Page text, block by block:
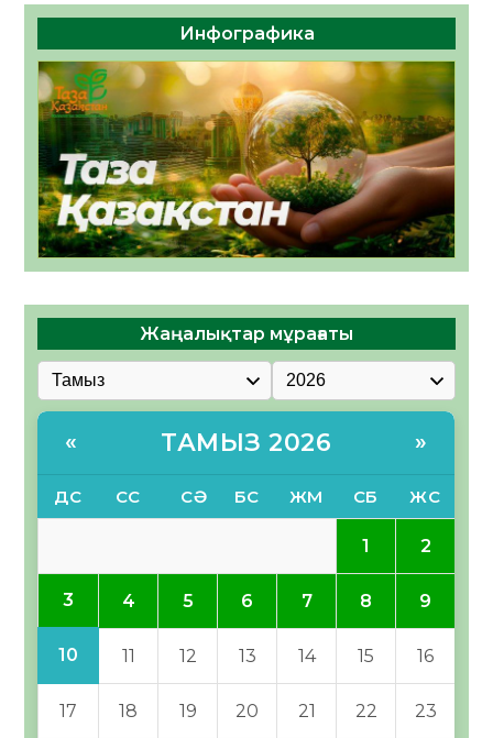
Инфографика
Жаңалықтар мұрағаты
« ТАМЫЗ 2026 »
ДС СС СӘ БС ЖМ СБ ЖС
1 2
3 4 5 6 7 8 9
10 11 12 13 14 15 16
17 18 19 20 21 22 23